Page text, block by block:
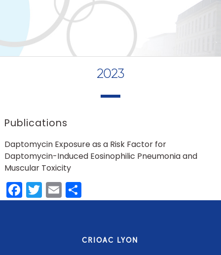
2023
Publications
Daptomycin Exposure as a Risk Factor for
Daptomycin-Induced Eosinophilic Pneumonia and
Muscular Toxicity
Facebook
Twitter
EmailPartager
CRIOAC LYON